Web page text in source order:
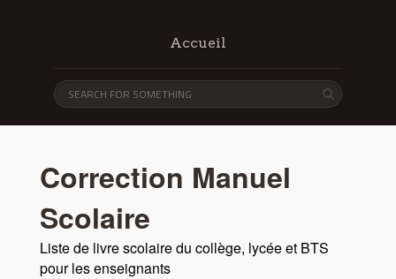
Accueil
Correction Manuel
Scolaire
Liste de livre scolaire du collège, lycée et BTS
pour les enseignants